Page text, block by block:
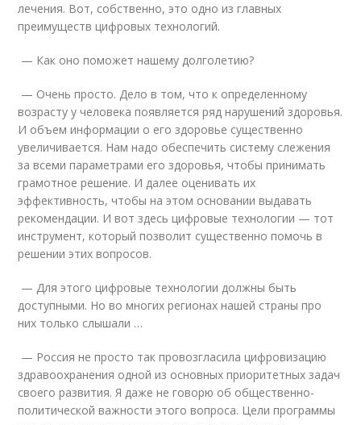
лечения. Вот, собственно, это одно из главных
преимуществ цифровых технологий.
— Как оно поможет нашему долголетию?
— Очень просто. Дело в том, что к определенному
возрасту у человека появляется ряд нарушений здоровья.
И объем информации о его здоровье существенно
увеличивается. Нам надо обеспечить систему слежения
за всеми параметрами его здоровья, чтобы принимать
грамотное решение. И далее оценивать их
эффективность, чтобы на этом основании выдавать
рекомендации. И вот здесь цифровые технологии — тот
инструмент, который позволит существенно помочь в
решении этих вопросов.
— Для этого цифровые технологии должны быть
доступными. Но во многих регионах нашей страны про
них только слышали …
— Россия не просто так провозгласила цифровизацию
здравоохранения одной из основных приоритетных задач
своего развития. Я даже не говорю об общественно-
политической важности этого вопроса. Цели программы